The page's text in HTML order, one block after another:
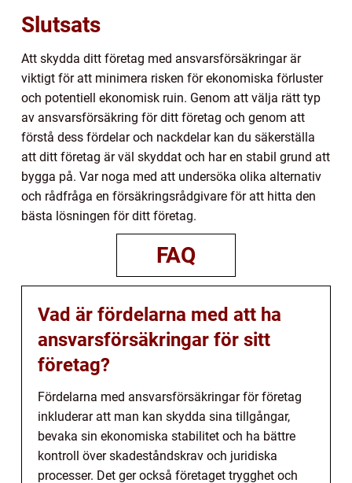
Slutsats
Att skydda ditt företag med ansvarsförsäkringar är
viktigt för att minimera risken för ekonomiska förluster
och potentiell ekonomisk ruin. Genom att välja rätt typ
av ansvarsförsäkring för ditt företag och genom att
förstå dess fördelar och nackdelar kan du säkerställa
att ditt företag är väl skyddat och har en stabil grund att
bygga på. Var noga med att undersöka olika alternativ
och rådfråga en försäkringsrådgivare för att hitta den
bästa lösningen för ditt företag.
FAQ
Vad är fördelarna med att ha
ansvarsförsäkringar för sitt
företag?
Fördelarna med ansvarsförsäkringar för företag
inkluderar att man kan skydda sina tillgångar,
bevaka sin ekonomiska stabilitet och ha bättre
kontroll över skadeståndskrav och juridiska
processer. Det ger också företaget trygghet och